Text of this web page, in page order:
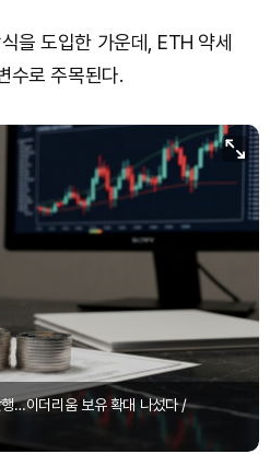
을 도입한 가운데, ETH 약세
수로 주목된다.
…이더리움 보유 확대 나섰다 /